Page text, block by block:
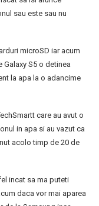
sau este sau nu
microSD iar acum
Galaxy S5 o detinea
la apa la o adancime
care au avut o
in apa si au vazut ca
acolo timp de 20 de
incat sa ma puteti
daca vor mai aparea